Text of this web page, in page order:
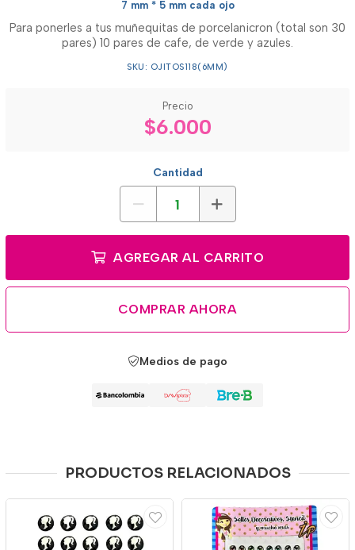
7 mm * 5 mm cada ojo
Para ponerles a tus muñequitas de porcelanicron (total son 30
pares) 10 pares de cafe, de verde y azules.
SKU: OJITOS118(6MM)
Precio
$6.000
Cantidad
AGREGAR AL CARRITO
COMPRAR AHORA
Medios de pago
PRODUCTOS RELACIONADOS